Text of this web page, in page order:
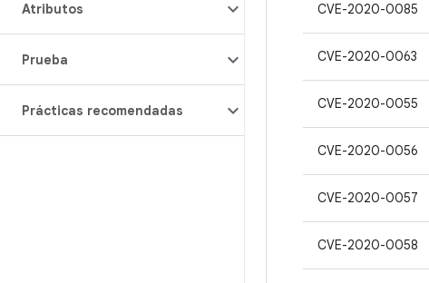
Atributos
Prueba
Prácticas recomendadas
CVE-2020-0085
CVE-2020-0063
CVE-2020-0055
CVE-2020-0056
CVE-2020-0057
CVE-2020-0058